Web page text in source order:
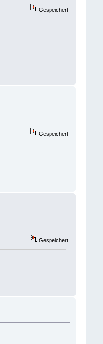
Gespeichert
Gespeichert
Gespeichert